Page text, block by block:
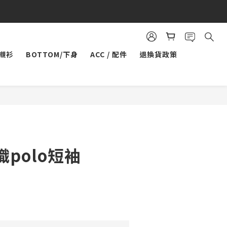
衫 BOTTOM/下身 ACC / 配件 退換貨政策
polo短袖